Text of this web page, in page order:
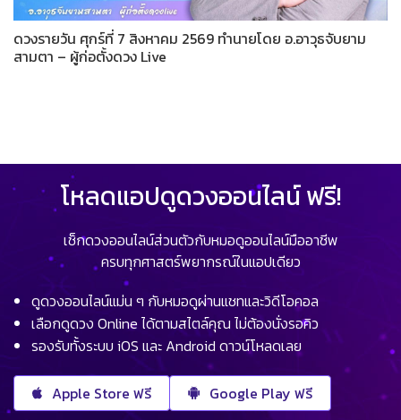
ดวงรายวัน ศุกร์ที่ 7 สิงหาคม 2569 ทำนายโดย อ.อาวุธจับยาม
สามตา – ผู้ก่อตั้งดวง Live
โหลดแอปดูดวงออนไลน์ ฟรี!
เช็กดวงออนไลน์ส่วนตัวกับหมอดูออนไลน์มืออาชีพ
ครบทุกศาสตร์พยากรณ์ในแอปเดียว
ดูดวงออนไลน์แม่น ๆ กับหมอดูผ่านแชทและวิดีโอคอล
เลือกดูดวง Online ได้ตามสไตล์คุณ ไม่ต้องนั่งรอคิว
รองรับทั้งระบบ iOS และ Android ดาวน์โหลดเลย
Apple Store ฟรี Google Play ฟรี